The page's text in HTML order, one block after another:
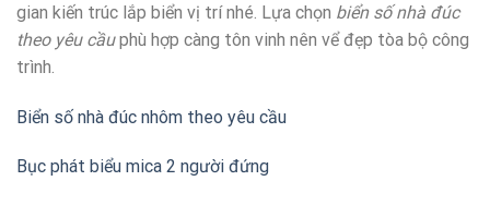
gian kiến trúc lắp biển vị trí nhé. Lựa chọn biển số nhà đúc
theo yêu cầuphù hợp càng tôn vinh nên vể đẹp tòa bộ công
trình.
Biển số nhà đúc nhôm theo yêu cầu
Bục phát biểu mica 2 người đứng